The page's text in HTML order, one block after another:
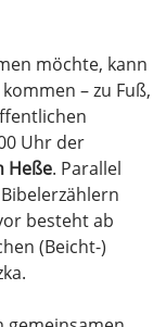
möchte, kann
– zu Fuß,
Uhr der
Heße. Parallel
besteht ab
(Beicht-)